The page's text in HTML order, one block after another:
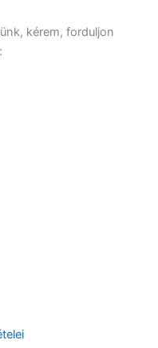
kérem, forduljon